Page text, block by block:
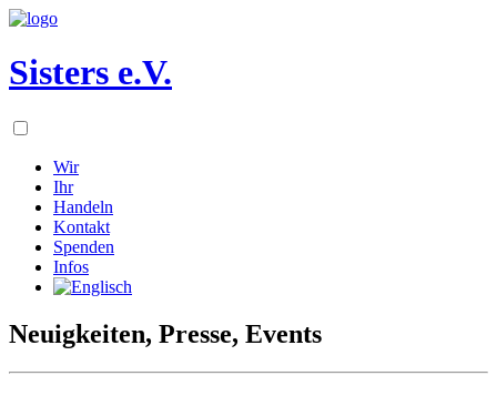
Sisters e.V.
Wir
Ihr
Handeln
Kontakt
Spenden
Infos
Neuigkeiten, Presse, Events